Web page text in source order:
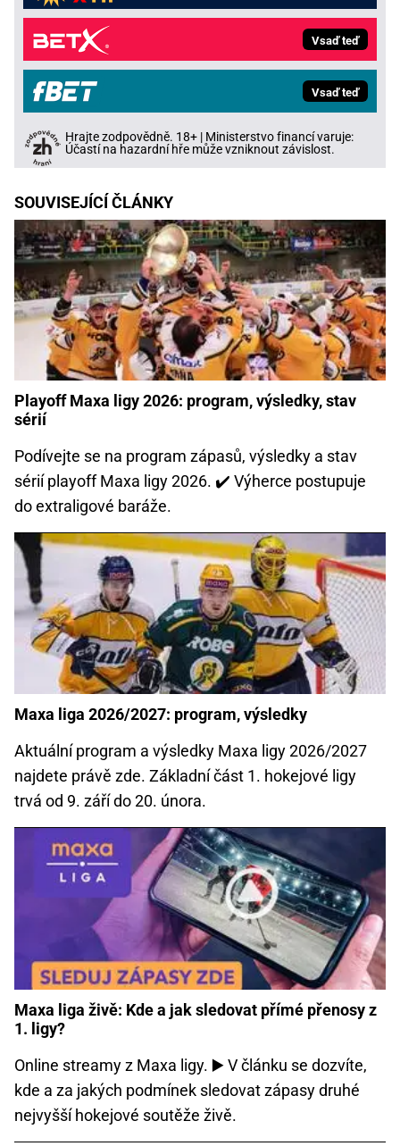
Vsaď teď
Vsaď teď
Hrajte zodpovědně. 18+ | Ministerstvo financí varuje:
Účastí na hazardní hře může vzniknout závislost.
SOUVISEJÍCÍ ČLÁNKY
Playoff Maxa ligy 2026: program, výsledky, stav
sérií
Podívejte se na program zápasů, výsledky a stav
sérií playoff Maxa ligy 2026. ✔️ Výherce postupuje
do extraligové baráže.
Maxa liga 2026/2027: program, výsledky
Aktuální program a výsledky Maxa ligy 2026/2027
najdete právě zde. Základní část 1. hokejové ligy
trvá od 9. září do 20. února.
Maxa liga živě: Kde a jak sledovat přímé přenosy z
1. ligy?
Online streamy z Maxa ligy. ▶️ V článku se dozvíte,
kde a za jakých podmínek sledovat zápasy druhé
nejvyšší hokejové soutěže živě.